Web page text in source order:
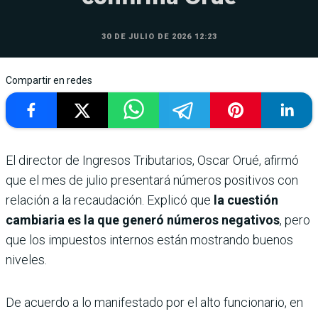
30 DE JULIO DE 2026 12:23
Compartir en redes
El director de Ingresos Tributarios, Oscar Orué, afirmó
que el mes de julio presentará números positivos con
relación a la recaudación. Explicó que la cuestión
cambiaria es la que generó números negativos, pero
que los impuestos internos están mostrando buenos
niveles.
De acuerdo a lo manifestado por el alto funcionario, en